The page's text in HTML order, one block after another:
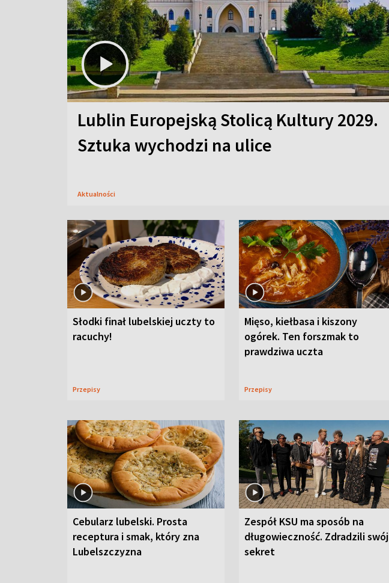
Lublin Europejską Stolicą Kultury 2029.
Sztuka wychodzi na ulice
Aktualności
Słodki finał lubelskiej uczty to
racuchy!
Przepisy
Mięso, kiełbasa i kiszony
ogórek. Ten forszmak to
prawdziwa uczta
Przepisy
Cebularz lubelski. Prosta
receptura i smak, który zna
Lubelszczyzna
Zespół KSU ma sposób na
długowieczność. Zdradzili swój
sekret